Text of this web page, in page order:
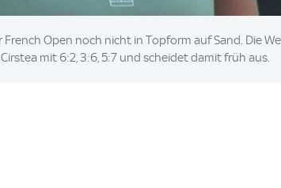
French Open noch nicht in Topform auf Sand. Die
mit 6:2, 3:6, 5:7 und scheidet damit früh aus.